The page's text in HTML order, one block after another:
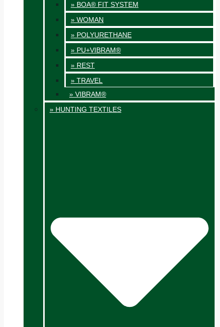
» BOA® FIT SYSTEM
» WOMAN
» POLYURETHANE
» PU+VIBRAM®
» REST
» TRAVEL
» VIBRAM®
» HUNTING TEXTILES